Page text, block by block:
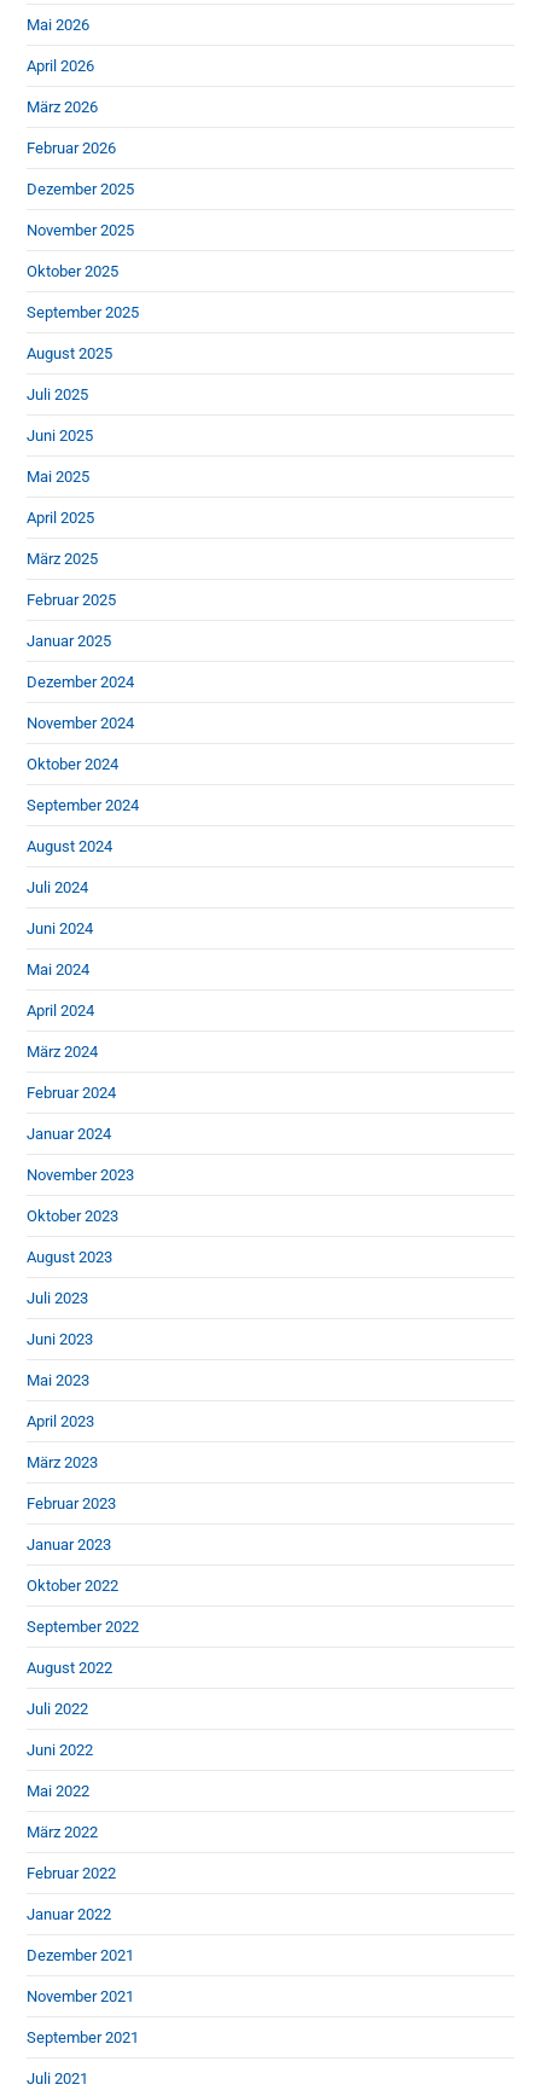
Mai 2026
April 2026
März 2026
Februar 2026
Dezember 2025
November 2025
Oktober 2025
September 2025
August 2025
Juli 2025
Juni 2025
Mai 2025
April 2025
März 2025
Februar 2025
Januar 2025
Dezember 2024
November 2024
Oktober 2024
September 2024
August 2024
Juli 2024
Juni 2024
Mai 2024
April 2024
März 2024
Februar 2024
Januar 2024
November 2023
Oktober 2023
August 2023
Juli 2023
Juni 2023
Mai 2023
April 2023
März 2023
Februar 2023
Januar 2023
Oktober 2022
September 2022
August 2022
Juli 2022
Juni 2022
Mai 2022
März 2022
Februar 2022
Januar 2022
Dezember 2021
November 2021
September 2021
Juli 2021